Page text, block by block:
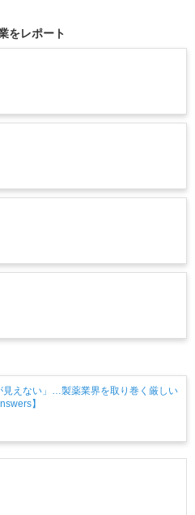
をレポート
見えない」…製薬業界を取り巻く厳しい
】